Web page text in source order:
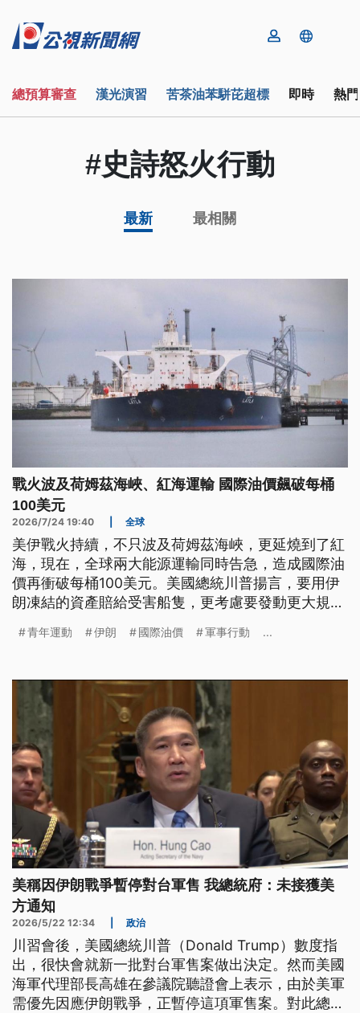
總預算審查 漢光演習 苦茶油苯駢芘超標 即時 熱
#史詩怒火行動
最新 最相關
戰火波及荷姆茲海峽、紅海運輸 國際油價飆破每桶
100美元
2026/7/24 19:40 全球
美伊戰火持續，不只波及荷姆茲海峽，更延燒到了紅
海，現在，全球兩大能源運輸同時告急，造成國際油
價再衝破每桶100美元。美國總統川普揚言，要用伊
朗凍結的資產賠給受害船隻，更考慮要發動更大規模
通過決議，要求停止沒有經國會授權的伊朗軍事行
青年運動 伊朗 國際油價 軍事行動 ...
美稱因伊朗戰爭暫停對台軍售 我總統府：未接獲美
方通知
2026/5/22 12:34 政治
川習會後，美國總統川普（Donald Trump）數度指
出，很快會就新一批對台軍售案做出決定。然而美國
海軍代理部長高雄在參議院聽證會上表示，由於美軍
需優先因應伊朗戰爭，正暫停這項軍售案。對此總統